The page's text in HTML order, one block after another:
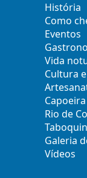
História
Como
Eventos
Vida
Cultura
Capoeira
Rio de
Galeria
Vídeos